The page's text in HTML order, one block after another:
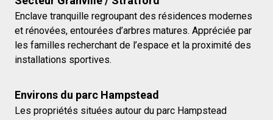
Enclave tranquille regroupant des résidences modernes
et rénovées, entourées d’arbres matures. Appréciée par
les familles recherchant de l’espace et la proximité des
installations sportives.
Environs du parc Hampstead
Les propriétés situées autour du parc Hampstead